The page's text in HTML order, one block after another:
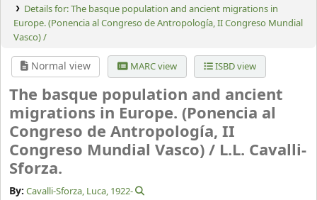
Details for:The basque population and ancient migrations in
Europe. (Ponencia al Congreso de Antropología, II Congreso Mundial
Vasco) /
Normal view MARC view ISBD view
The basque population and ancient
migrations in Europe. (Ponencia al
Congreso de Antropología, II
Congreso Mundial Vasco) / L.L. Cavalli-
Sforza.
By: Cavalli-Sforza, Luca, 1922-